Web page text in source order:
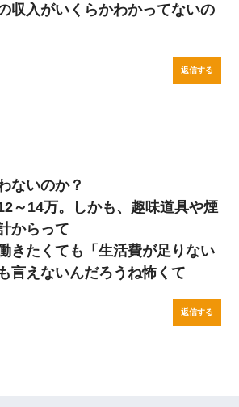
収入がいくらかわかってないの
返信する
ないのか？
～14万。しかも、趣味道具や煙
からって
きたくても「生活費が足りない
言えないんだろうね怖くて
返信する